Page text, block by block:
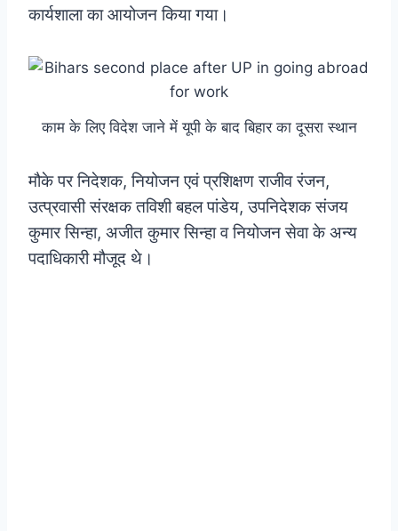
कार्यशाला का आयोजन किया गया।
काम के लिए विदेश जाने में यूपी के बाद बिहार का दूसरा स्थान
मौके पर निदेशक, नियोजन एवं प्रशिक्षण राजीव रंजन,
उत्प्रवासी संरक्षक तविशी बहल पांडेय, उपनिदेशक संजय
कुमार सिन्हा, अजीत कुमार सिन्हा व नियोजन सेवा के अन्य
पदाधिकारी मौजूद थे।